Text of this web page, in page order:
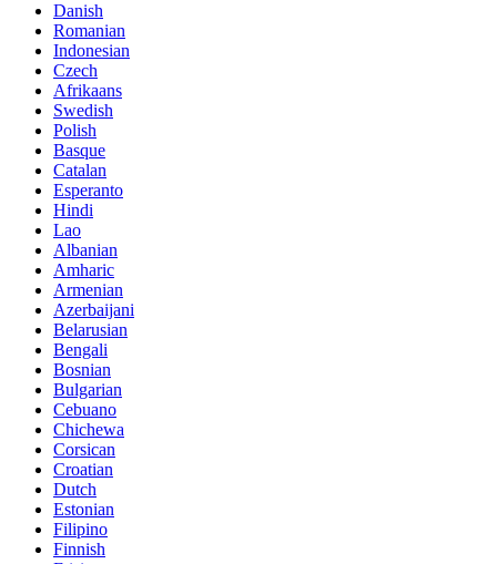
Danish
Romanian
Indonesian
Czech
Afrikaans
Swedish
Polish
Basque
Catalan
Esperanto
Hindi
Lao
Albanian
Amharic
Armenian
Azerbaijani
Belarusian
Bengali
Bosnian
Bulgarian
Cebuano
Chichewa
Corsican
Croatian
Dutch
Estonian
Filipino
Finnish